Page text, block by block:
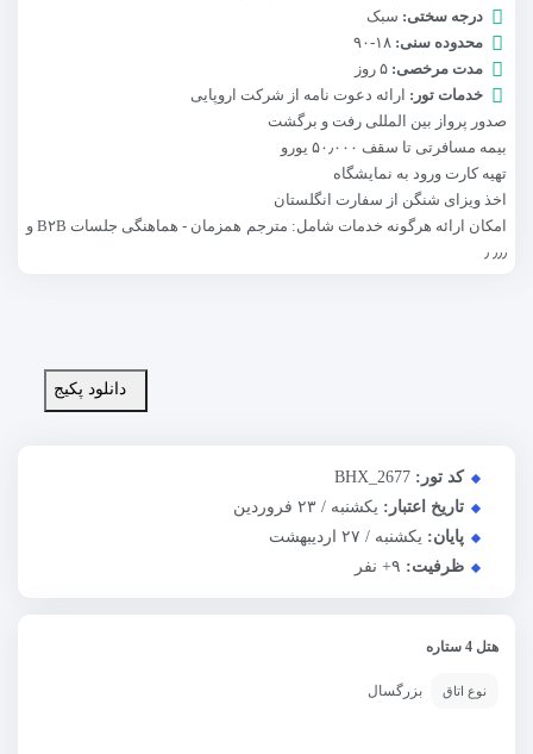
درجه سختی: سبک
محدوده سنی: ۱۸-۹۰
مدت مرخصی: ۵ روز
خدمات تور: ارائه دعوت نامه از شرکت اروپایی
صدور پرواز بین المللی رفت و برگشت
بیمه مسافرتی تا سقف ۵۰٫۰۰۰ یورو
تهیه کارت ورود به نمایشگاه
اخذ ویزای شنگن از سفارت انگلستان
امکان ارائه هرگونه خدمات شامل: مترجم همزمان - هماهنگی جلسات B۲B و
٫٫٫ ٫
دانلود پکیج
کد تور: BHX_2677
تاریخ اعتبار: یکشنبه / ۲۳ فروردین
پایان: یکشنبه / ۲۷ اردیبهشت
ظرفیت: +۹ نفر
هتل 4 ستاره
نوع اتاق بزرگسال